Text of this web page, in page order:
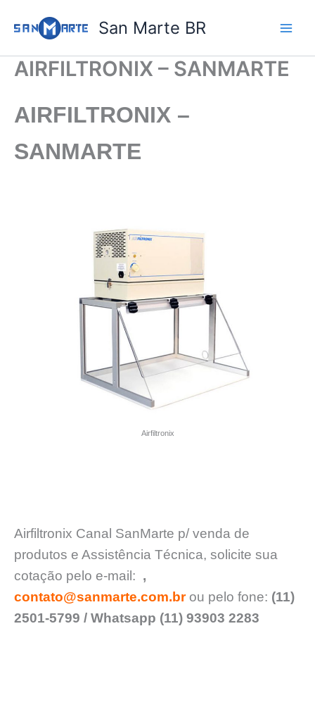
para
conteúdo
San Marte BR
AIRFILTRONIX – SANMARTE
AIRFILTRONIX –
SANMARTE
Airfiltronix
Airfiltronix Canal SanMarte p/ venda de
produtos e Assistência Técnica, solicite sua
cotação pelo e-mail: ,
contato@sanmarte.com.br ou pelo fone: (11)
2501-5799 / Whatsapp (11) 93903 2283